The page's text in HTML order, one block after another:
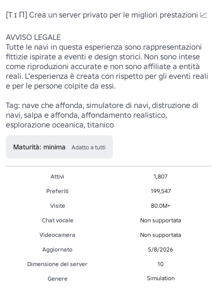
[T ɪ П] Crea un server privato per le migliori prestazioni 📈
AVVISO LEGALE
Tutte le navi in questa esperienza sono rappresentazioni
fittizie ispirate a eventi e design storici. Non sono intese
come riproduzioni accurate e non sono affiliate a entità
reali. L'esperienza è creata con rispetto per gli eventi reali
e per le persone colpite da essi.
Tag: nave che affonda, simulatore di navi, distruzione di
navi, salpa e affonda, affondamento realistico,
esplorazione oceanica, titanico
Maturità: minima Adatto a tutti
Attivi
1,807
Preferiti
199,547
Visite
80.0M+
Chat vocale
Non supportata
Videocamera
Non supportata
Aggiornato
5/8/2026
Dimensione del server
10
Genere
Simulation